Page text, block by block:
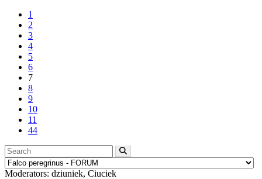
1
2
3
4
5
6
7
8
9
10
11
44
Moderators: dziuniek, Ciuciek